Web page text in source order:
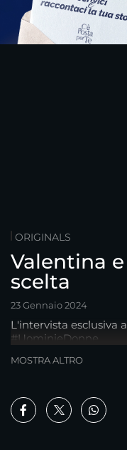
ORIGINALS
Valentina
scelta
23 Gennaio 2024
L'intervista esclusiva
#UominieDonne
MOSTRA ALTRO